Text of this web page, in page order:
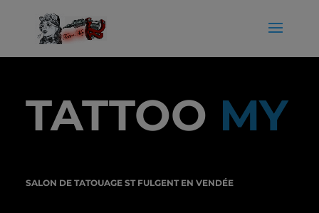
TATTOO MY
SALON DE TATOUAGE ST FULGENT EN VENDÉE